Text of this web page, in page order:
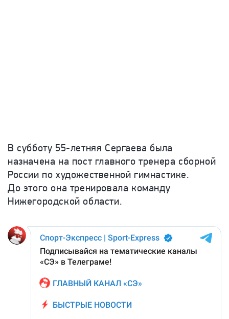
В субботу 55-летняя Сергаева была
назначена на пост главного тренера сборной
России по художественной гимнастике.
До этого она тренировала команду
Нижегородской области.